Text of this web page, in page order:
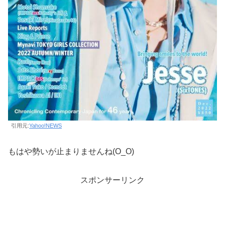
引用元:Yahoo!NEWS
もはや勢いが止まりませんね(O_O)
スポンサーリンク